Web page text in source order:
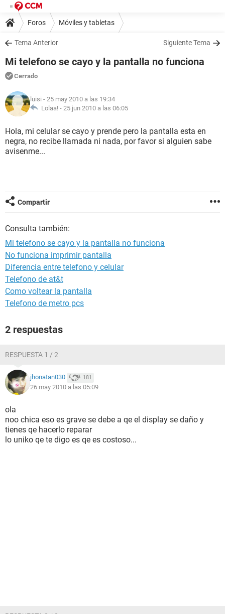
Foros Móviles y tabletas
Tema Anterior Siguiente Tema
Mi telefono se cayo y la pantalla no funciona
Cerrado
luisi - 25 may 2010 a las 19:34
Lolaa! - 25 jun 2010 a las 06:05
Hola, mi celular se cayo y prende pero la pantalla esta en
negra, no recibe llamada ni nada, por favor si alguien sabe
avisenme...
Compartir
Consulta también:
Mi telefono se cayo y la pantalla no funciona
No funciona imprimir pantalla
Diferencia entre telefono y celular
Telefono de at&t
Como voltear la pantalla
Telefono de metro pcs
2 respuestas
RESPUESTA 1 / 2
jhonatan030 181
26 may 2010 a las 05:09
ola
noo chica eso es grave se debe a qe el display se daño y
tienes qe hacerlo reparar
lo uniko qe te digo es qe es costoso...